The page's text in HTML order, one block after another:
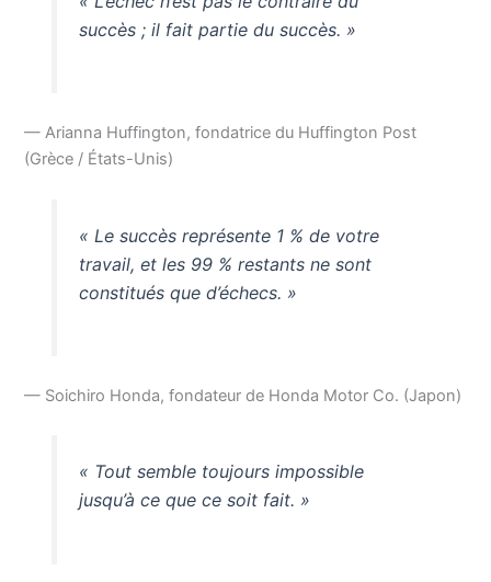
succès ; il fait partie du succès. »
— Arianna Huffington, fondatrice du Huffington Post
(Grèce / États-Unis)
« Le succès représente 1 % de votre
travail, et les 99 % restants ne sont
constitués que d’échecs. »
— Soichiro Honda, fondateur de Honda Motor Co. (Japon)
« Tout semble toujours impossible
jusqu’à ce que ce soit fait. »